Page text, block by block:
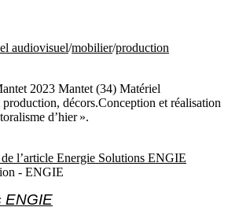
audiovisuel/mobilier/production
2023 Mantet (34) Matériel
décors.Conception et réalisation
d’hier ».
- ENGIE
ENGIE